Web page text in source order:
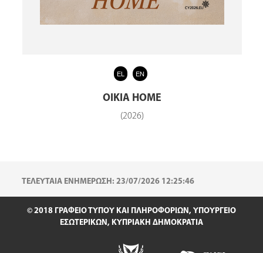
EL EN
ΟΙΚΙΑ HOME
(2026)
ΤΕΛΕΥΤΑΙΑ ΕΝΗΜΕΡΩΣΗ: 23/07/2026 12:25:46
© 2018 ΓΡΑΦΕΙΟ ΤΥΠΟΥ ΚΑΙ ΠΛΗΡΟΦΟΡΙΩΝ, ΥΠΟΥΡΓΕΙΟ
ΕΣΩΤΕΡΙΚΩΝ, ΚΥΠΡΙΑΚΗ ΔΗΜΟΚΡΑΤΙΑ